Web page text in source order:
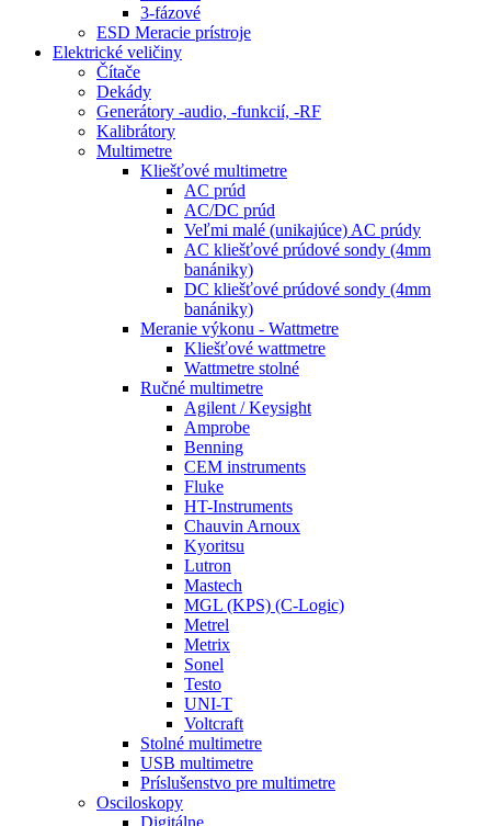
3-fázové
ESD Meracie prístroje
Elektrické veličiny
Čítače
Dekády
Generátory -audio, -funkcií, -RF
Kalibrátory
Multimetre
Kliešťové multimetre
AC prúd
AC/DC prúd
Veľmi malé (unikajúce) AC prúdy
AC kliešťové prúdové sondy (4mm
banániky)
DC kliešťové prúdové sondy (4mm
banániky)
Meranie výkonu - Wattmetre
Kliešťové wattmetre
Wattmetre stolné
Ručné multimetre
Agilent / Keysight
Amprobe
Benning
CEM instruments
Fluke
HT-Instruments
Chauvin Arnoux
Kyoritsu
Lutron
Mastech
MGL (KPS) (C-Logic)
Metrel
Metrix
Sonel
Testo
UNI-T
Voltcraft
Stolné multimetre
USB multimetre
Príslušenstvo pre multimetre
Osciloskopy
Digitálne